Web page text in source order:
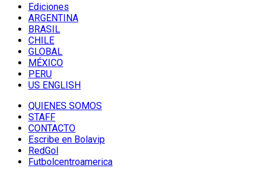
Ediciones
ARGENTINA
BRASIL
CHILE
GLOBAL
MÉXICO
PERU
US ENGLISH
QUIENES SOMOS
STAFF
CONTACTO
Escribe en Bolavip
RedGol
Futbolcentroamerica